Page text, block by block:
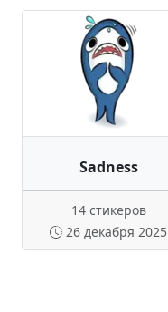
Sadness
14 стикеров
26 декабря 2025